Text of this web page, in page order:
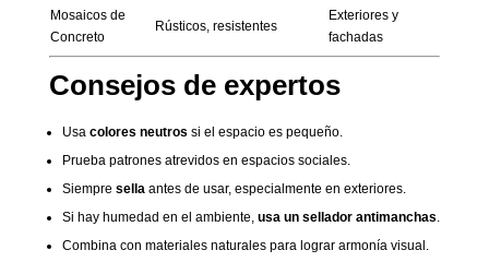
Mosaicos de
Concreto
Rústicos, resistentes
Exteriores y
fachadas
Consejos de expertos
Usa colores neutros si el espacio es pequeño.
Prueba patrones atrevidos en espacios sociales.
Siempre sella antes de usar, especialmente en exteriores.
Si hay humedad en el ambiente, usa un sellador antimanchas
Combina con materiales naturales para lograr armonía visual.